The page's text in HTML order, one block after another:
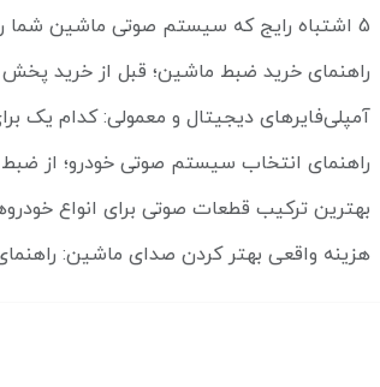
5 اشتباه رایج که سیستم صوتی ماشین شما را خراب می‌کند
راهنمای خرید ضبط ماشین؛ قبل از خرید پخش
آمپلی‌فایرهای دیجیتال و معمولی: کدام یک
راهنمای انتخاب سیستم صوتی خودرو؛ از ضبط و
بهترین ترکیب قطعات صوتی برای انواع
هزینه واقعی بهتر کردن صدای ماشین: